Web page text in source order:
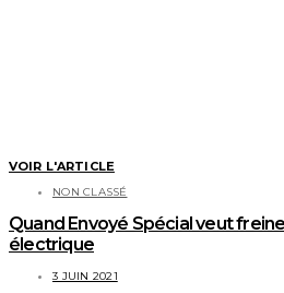
VOIR L'ARTICLE
NON CLASSÉ
Quand Envoyé Spécial veut
électrique
3 JUIN 2021